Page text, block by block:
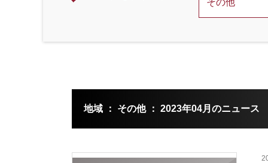
地域 ： その他 ： 2023年04月のニュース